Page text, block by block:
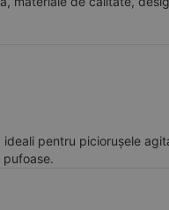
pentru piciorușele